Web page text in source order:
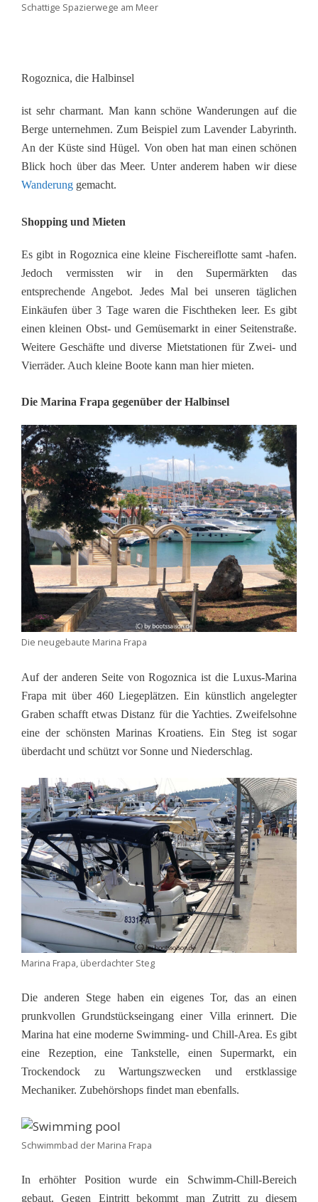
Schattige Spazierwege am Meer
Rogoznica, die Halbinsel
ist sehr charmant. Man kann schöne Wanderungen auf die
Berge unternehmen. Zum Beispiel zum Lavender Labyrinth.
An der Küste sind Hügel. Von oben hat man einen schönen
Blick hoch über das Meer. Unter anderem haben wir diese
Wanderung gemacht.
Shopping und Mieten
Es gibt in Rogoznica eine kleine Fischereiflotte samt -hafen.
Jedoch vermissten wir in den Supermärkten das
entsprechende Angebot. Jedes Mal bei unseren täglichen
Einkäufen über 3 Tage waren die Fischtheken leer. Es gibt
einen kleinen Obst- und Gemüsemarkt in einer Seitenstraße.
Weitere Geschäfte und diverse Mietstationen für Zwei- und
Vierräder. Auch kleine Boote kann man hier mieten.
Die Marina Frapa gegenüber der Halbinsel
Die neugebaute Marina Frapa
Auf der anderen Seite von Rogoznica ist die Luxus-Marina
Frapa mit über 460 Liegeplätzen. Ein künstlich angelegter
Graben schafft etwas Distanz für die Yachties. Zweifelsohne
eine der schönsten Marinas Kroatiens. Ein Steg ist sogar
überdacht und schützt vor Sonne und Niederschlag.
Marina Frapa, überdachter Steg
Die anderen Stege haben ein eigenes Tor, das an einen
prunkvollen Grundstückseingang einer Villa erinnert. Die
Marina hat eine moderne Swimming- und Chill-Area. Es gibt
eine Rezeption, eine Tankstelle, einen Supermarkt, ein
Trockendock zu Wartungszwecken und erstklassige
Mechaniker. Zubehörshops findet man ebenfalls.
Schwimmbad der Marina Frapa
In erhöhter Position wurde ein Schwimm-Chill-Bereich
gebaut. Gegen Eintritt bekommt man Zutritt zu diesem